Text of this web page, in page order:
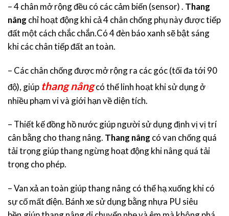
– 4 chân mở rộng đều có các cảm biến (sensor) . Thang
nâng chỉ hoạt động khi cả 4 chân chống phụ này được tiếp
đất một cách chắc chắn.Có 4 đèn báo xanh sẽ bật sáng
khi các chân tiếp đất an toàn.
– Các chân chống được mở rộng ra các góc (tối đa tới 90
độ), giúp thang nângcó thể linh hoạt khi sử dụng ở
nhiều phạm vi và giới hạn về diện tích.
– Thiết kế đồng hồ nước giúp người sử dụng định vị vị trí
cân bằng cho thang nâng. Thang nâng có van chống quá
tải trọng giúp thang ngừng hoạt động khi nâng quá tải
trọng cho phép.
– Van xả an toàn giúp thang nâng có thể hạ xuống khi có
sự cố mất điện. Bánh xe sử dụng bằng nhựa PU siêu